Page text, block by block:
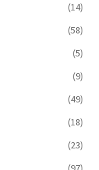
(14)
(58)
(5)
(9)
(49)
(18)
(23)